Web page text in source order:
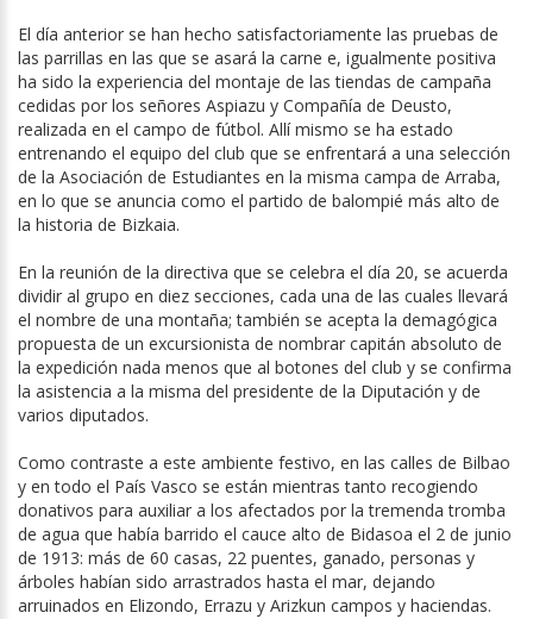
El día anterior se han hecho satisfactoriamente las pruebas de
las parrillas en las que se asará la carne e, igualmente positiva
ha sido la experiencia del montaje de las tiendas de campaña
cedidas por los señores Aspiazu y Compañía de Deusto,
realizada en el campo de fútbol. Allí mismo se ha estado
entrenando el equipo del club que se enfrentará a una selección
de la Asociación de Estudiantes en la misma campa de Arraba,
en lo que se anuncia como el partido de balompié más alto de
la historia de Bizkaia.
En la reunión de la directiva que se celebra el día 20, se acuerda
dividir al grupo en diez secciones, cada una de las cuales llevará
el nombre de una montaña; también se acepta la demagógica
propuesta de un excursionista de nombrar capitán absoluto de
la expedición nada menos que al botones del club y se confirma
la asistencia a la misma del presidente de la Diputación y de
varios diputados.
Como contraste a este ambiente festivo, en las calles de Bilbao
y en todo el País Vasco se están mientras tanto recogiendo
donativos para auxiliar a los afectados por la tremenda tromba
de agua que había barrido el cauce alto de Bidasoa el 2 de junio
de 1913: más de 60 casas, 22 puentes, ganado, personas y
árboles habían sido arrastrados hasta el mar, dejando
arruinados en Elizondo, Errazu y Arizkun campos y haciendas.